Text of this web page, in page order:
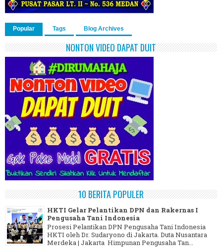
Popular Tags Blog Archives
NONTON VIDEO DAPAT DUIT
10 BERITA POPULER
HKTI Gelar Pelantikan DPN dan Rakernas I
Pengusaha Tani Indonesia
Prosesi Pelantikan DPN Pengusaha Tani Indonesia
HKTI oleh Dr. Sudaryono di Jakarta. Duta Nusantara
Merdeka | Jakarta Himpunan Pengusaha Tan...